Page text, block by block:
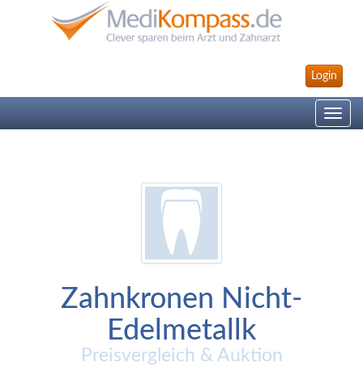
Login
Toggle
Zahnkronen Nicht-
Edelmetallk
Preisvergleich & Auktion